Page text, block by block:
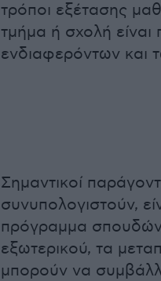
τρόποι εξέτασης
τμήμα ή σχολή
ενδιαφερόντων και
Σημαντικοί
συνυπολογιστούν,
πρόγραμμα
εξωτερικού, τα
μπορούν να